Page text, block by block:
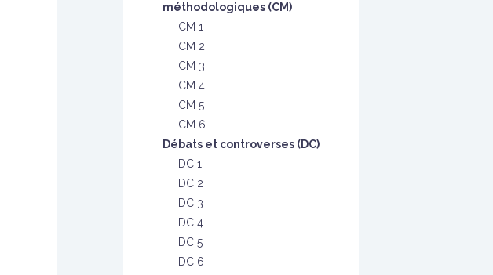
méthodologiques (CM)
CM 1
CM 2
CM 3
CM 4
CM 5
CM 6
Débats et controverses (DC)
DC 1
DC 2
DC 3
DC 4
DC 5
DC 6